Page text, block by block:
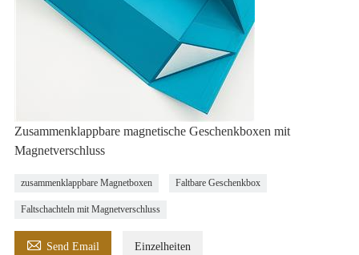
Zusammenklappbare magnetische Geschenkboxen mit
Magnetverschluss
zusammenklappbare Magnetboxen Faltbare Geschenkbox
Faltschachteln mit Magnetverschluss
 Send Email Einzelheiten